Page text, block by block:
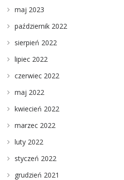
maj 2023
październik 2022
sierpień 2022
lipiec 2022
czerwiec 2022
maj 2022
kwiecień 2022
marzec 2022
luty 2022
styczeń 2022
grudzień 2021